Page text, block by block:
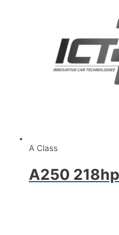
A Class
A250 218hp